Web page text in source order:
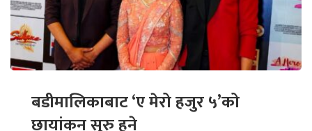
बडीमालिकाबाट ‘ए मेरो हजुर ५’को
छायांकन सुरु हुने